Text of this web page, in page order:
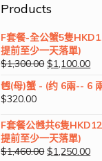
Products
F套餐-全公蟹5隻
提前至少一天落單)
$1,300.00 $1,100.00
乸(母)蟹 - (约 6兩-- 6
$320.00
F套餐公乸共6隻
提前至少一天落單)
$1,460.00 $1,250.00